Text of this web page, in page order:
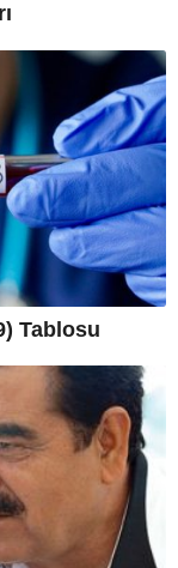
Tablosu